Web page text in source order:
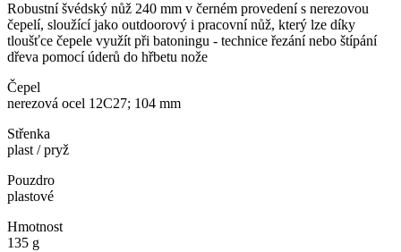
Robustní švédský nůž 240 mm v černém provedení s nerezovou
čepelí, sloužící jako outdoorový i pracovní nůž, který lze díky
tloušťce čepele využít při batoningu - technice řezání nebo štípání
dřeva pomocí úderů do hřbetu nože
Čepel
nerezová ocel 12C27; 104 mm
Střenka
plast / pryž
Pouzdro
plastové
Hmotnost
135 g